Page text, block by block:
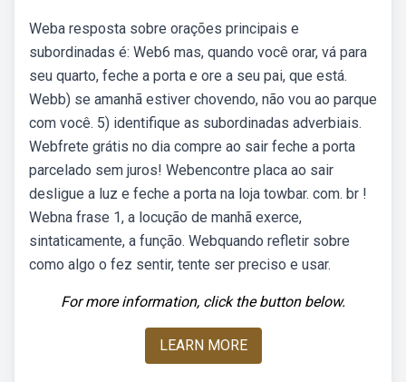
Weba resposta sobre orações principais e
subordinadas é: Web6 mas, quando você orar, vá para
seu quarto, feche a porta e ore a seu pai, que está.
Webb) se amanhã estiver chovendo, não vou ao parque
com você. 5) identifique as subordinadas adverbiais.
Webfrete grátis no dia compre ao sair feche a porta
parcelado sem juros! Webencontre placa ao sair
desligue a luz e feche a porta na loja towbar. com. br !
Webna frase 1, a locução de manhã exerce,
sintaticamente, a função. Webquando refletir sobre
como algo o fez sentir, tente ser preciso e usar.
For more information, click the button below.
LEARN MORE